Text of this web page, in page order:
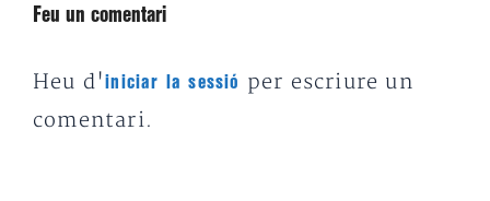
Feu un comentari
Heu d'iniciar la sessió
per escriure un
comentari.